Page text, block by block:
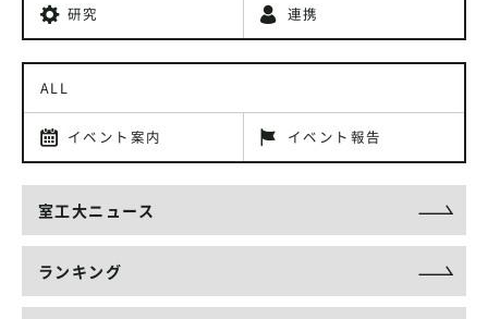
研究 連携
ALL
イベント案内 イベント報告
室工大ニュース
ランキング